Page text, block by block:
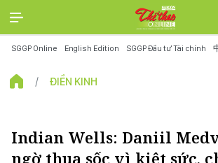
SGGP Online English Edition SGGP Đầu tư Tài chính
ĐIỀN KINH
Indian Wells: Daniil
ngờ thua sốc vì kiệt sức,